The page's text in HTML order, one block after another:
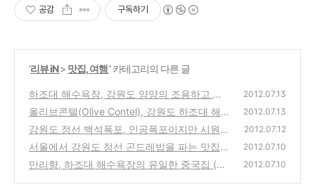
공감 구독하기
'리뷰 iN> 맛집, 여행' 카테고리의 다른 글
하조대 해수욕장, 강원도 양양의 조용하고 깨
끗한 추천 동해 바닷가 여행지~
(0)
2012.07.13
올리브콘텔(Olive Contel), 강원도 하조대 해
수욕장의 취식 조리가 가능한 추천 콘도&모텔
(예약 전화번호 안내)
(2)
2012.07.13
강원도 정선 백석폭포, 인공폭포이지만 시원하
고 멋진 59번국도 도로변의 119m 높이의 폭포
(0)
2012.07.12
서울에서 강원도 정선 곤드레밥을 파는 맛집
음식점들을 소개합니다
(0)
2012.07.10
만리향, 하조대 해수욕장의 유일한 중국집 (바
2012.07.10